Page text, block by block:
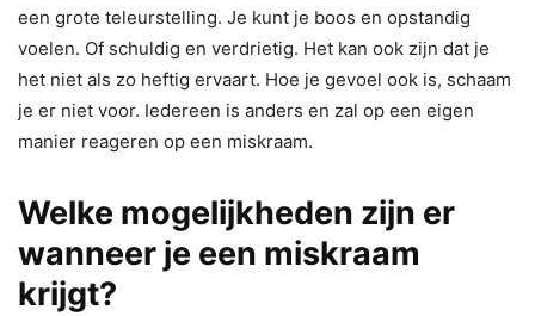
een grote teleurstelling. Je kunt je boos en opstandig
voelen. Of schuldig en verdrietig. Het kan ook zijn dat je
het niet als zo heftig ervaart. Hoe je gevoel ook is, schaam
je er niet voor. Iedereen is anders en zal op een eigen
manier reageren op een miskraam.
Welke mogelijkheden zijn er
wanneer je een miskraam
krijgt?